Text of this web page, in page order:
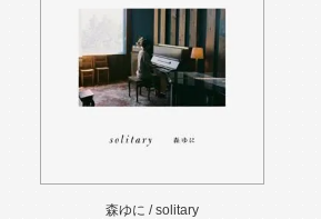
森ゆに / solitary